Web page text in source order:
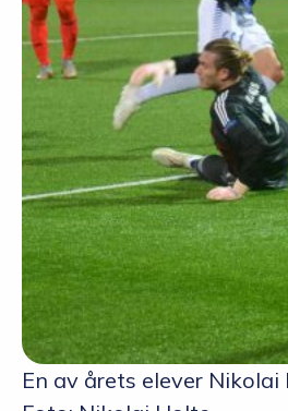
En av årets elever